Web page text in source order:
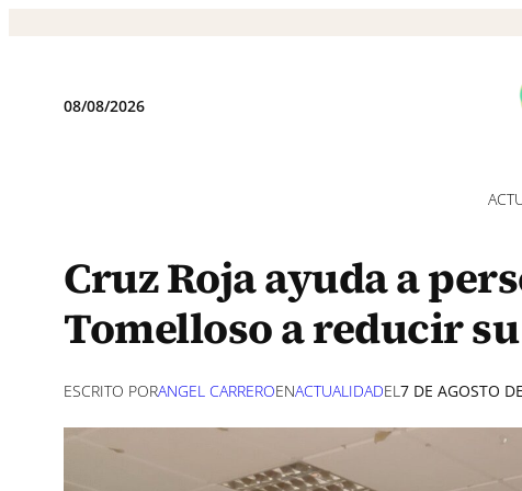
08/08/2026
Cruz Roja ayuda a
Tomelloso a reducir
ESCRITO PORANGEL CARREROENACTUALIDADEL7 DE AGOSTO